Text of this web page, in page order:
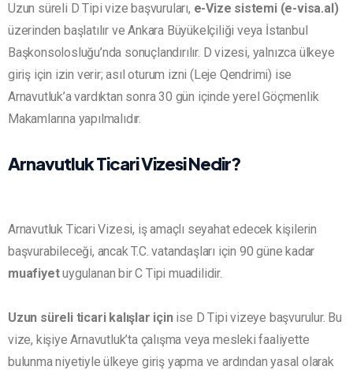
Uzun süreli D Tipi vize başvuruları, e-Vize sistemi (e-visa.al)
üzerinden başlatılır ve Ankara Büyükelçiliği veya İstanbul
Başkonsolosluğu’nda sonuçlandırılır. D vizesi, yalnızca ülkeye
giriş için izin verir; asıl oturum izni (Leje Qendrimi) ise
Arnavutluk’a vardıktan sonra 30 gün içinde yerel Göçmenlik
Makamlarına yapılmalıdır.
Arnavutluk Ticari Vizesi Nedir?
Arnavutluk Ticari Vizesi, iş amaçlı seyahat edecek kişilerin
başvurabileceği, ancak T.C. vatandaşları için 90 güne kadar
muafiyetuygulanan bir C Tipi muadilidir.
Uzun süreli ticari kalışlar içinise D Tipi vizeye başvurulur. Bu
vize, kişiye Arnavutluk’ta çalışma veya mesleki faaliyette
bulunma niyetiyle ülkeye giriş yapma ve ardından yasal olarak